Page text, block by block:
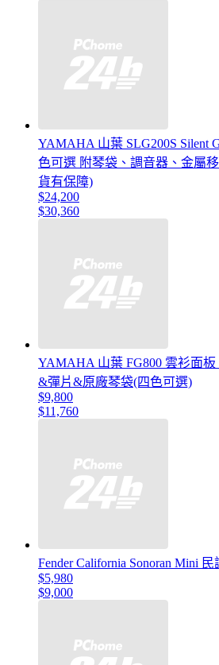
YAMAHA 山葉 SLG200S Silent
色可選 附琴袋、調音器、金屬
貨有保障)
$24,200
$30,360
YAMAHA 山葉 FG800 雲衫面
&彈片&原廠琴袋(四色可選)
$9,800
$11,760
Fender California Sonoran Mini
$5,980
$9,000